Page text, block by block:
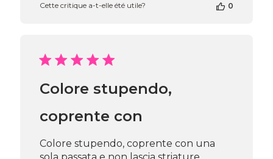
de
Beauty
du
Thu
16
Cette critique a-t-elle été utile? 0
Colore stupendo,
coprente con
Colore stupendo, coprente con una